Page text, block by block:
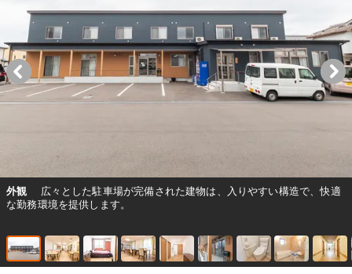
外観
広々とした駐車場が完備された建物は、入りやすい構造で、快適
な勤務環境を提供します。